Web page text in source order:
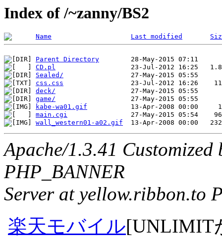
Index of /~zanny/BS2
Name Last modified
Parent Directory
CD.pl
Sealed/
css.css
deck/
game/
kabe-wa01.gif
main.cgi
wall_western01-a02.gif
Apache/1.3.41 Customized
PHP_BANNER
Server at yellow.ribbon.to
楽天モバイル[UNLIMIT